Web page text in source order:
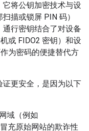
将公钥加密技术与设
描或锁屏 PIN 码）
行密钥结合了对设备
或 FIDO2 密钥）和设
为密码的便捷替代方
更安全，是因为以下
域（例如
充原始网站的欺诈性